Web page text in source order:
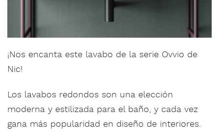
¡Nos encanta este lavabo de la serie Ovvio de
Nic!
Los lavabos redondos son una elección
moderna y estilizada para el baño, y cada vez
gana más popularidad en diseño de interiores.